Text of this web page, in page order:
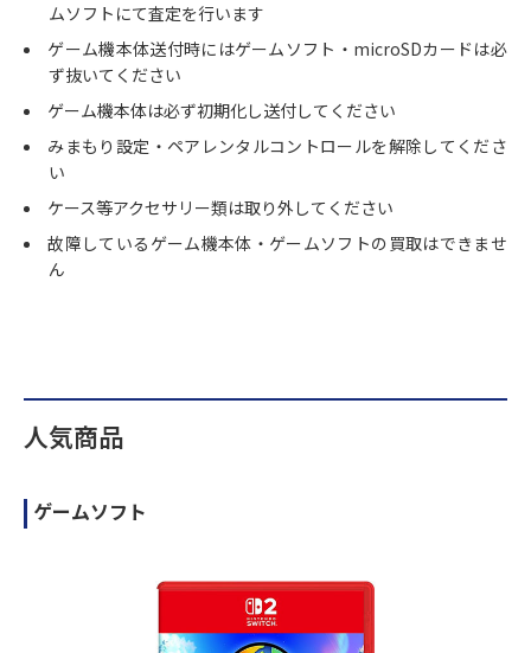
ムソフトにて査定を行います
ゲーム機本体送付時にはゲームソフト・microSDカードは必
ず抜いてください
ゲーム機本体は必ず初期化し送付してください
みまもり設定・ペアレンタルコントロールを解除してくださ
い
ケース等アクセサリー類は取り外してください
故障しているゲーム機本体・ゲームソフトの買取はできませ
ん
人気商品
ゲームソフト